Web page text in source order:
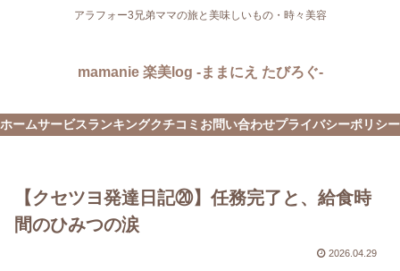
アラフォー3兄弟ママの旅と美味しいもの・時々美容
mamanie 楽美log -ままにえ たびろぐ-
ホームサービスランキングクチコミ お問い合わせプライバシーポリシー
【クセツヨ発達日記⑳】任務完了と、給食時
間のひみつの涙
2026.04.29